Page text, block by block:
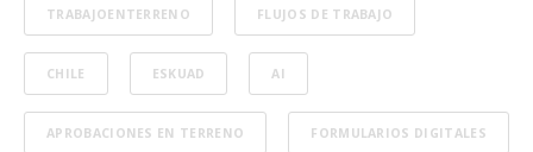
TRABAJOENTERRENO FLUJOS DE TRABAJO
CHILE ESKUAD AI
APROBACIONES EN TERRENO FORMULARIOS DIGITALES